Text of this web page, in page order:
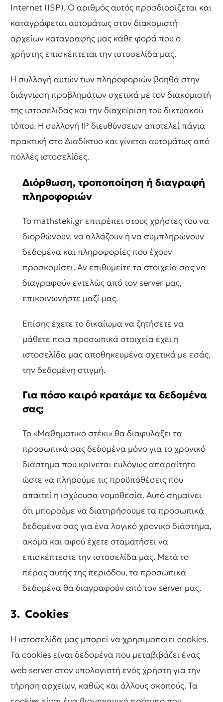
Internet (ISP). Ο αριθμός αυτός προσδιορίζεται και
καταγράφεται αυτομάτως στον διακομιστή
αρχείων καταγραφής μας κάθε φορά που ο
χρήστης επισκέπτεται την ιστοσελίδα μας.
Η συλλογή αυτών των πληροφοριών βοηθά στην
διάγνωση προβλημάτων σχετικά με τον διακομιστή
της ιστοσελίδας και την διαχείριση του δικτυακού
τόπου. Η συλλογή IP διευθύνσεων αποτελεί πάγια
πρακτική στο Διαδίκτυο και γίνεται αυτομάτως από
πολλές ιστοσελίδες.
Διόρθωση, τροποποίηση ή διαγραφή
πληροφοριών
Το mathsteki.gr επιτρέπει στους χρήστες του να
διορθώνουν, να αλλάζουν ή να συμπληρώνουν
δεδομένα και πληροφορίες που έχουν
προσκομίσει. Αν επιθυμείτε τα στοιχεία σας να
διαγραφούν εντελώς από τον server μας,
επικοινωνήστε μαζί μας.
Επίσης έχετε το δικαίωμα να ζητήσετε να
μάθετε ποια προσωπικά στοιχεία έχει η
ιστοσελίδα μας αποθηκευμένα σχετικά με εσάς,
την δεδομένη στιγμή.
Για πόσο καιρό κρατάμε τα δεδομένα
σας;
Το «Μαθηματικό στέκι» θα διαφυλάξει τα
προσωπικά σας δεδομένα μόνο για το χρονικό
διάστημα που κρίνεται ευλόγως απαραίτητο
ώστε να πληρούμε τις προϋποθέσεις που
απαιτεί η ισχύουσα νομοθεσία. Αυτό σημαίνει
ότι μπορούμε να διατηρήσουμε τα προσωπικά
δεδομένα σας για ένα λογικό χρονικό διάστημα,
ακόμα και αφού έχετε σταματήσει να
επισκέπτεστε την ιστοσελίδα μας. Μετά το
πέρας αυτής της περιόδου, τα προσωπικά
δεδομένα θα διαγραφούν από τον server μας.
3. Cookies
Η ιστοσελίδα μας μπορεί να χρησιμοποιεί cookies.
Τα cookies είναι δεδομένα που μεταβιβάζει ένας
web server στον υπολογιστή ενός χρήστη για την
τήρηση αρχείων, καθώς και άλλους σκοπούς. Τα